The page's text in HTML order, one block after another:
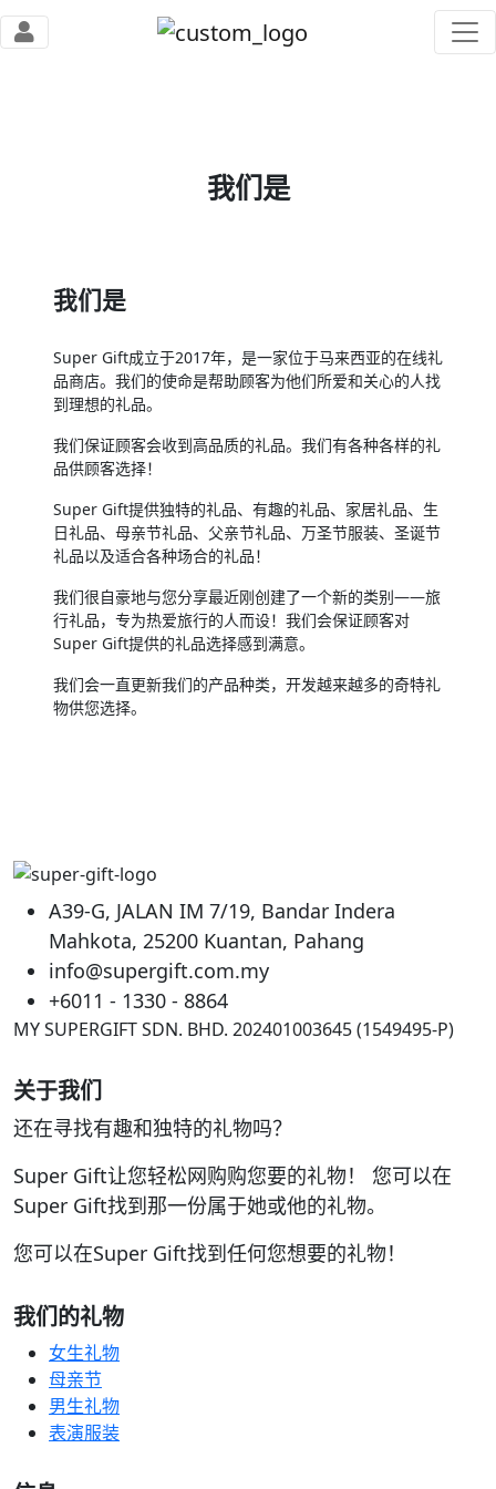
我们是
我们是
Super Gift成立于2017年，是一家位于马来西亚的在线礼
品商店。我们的使命是帮助顾客为他们所爱和关心的人找
到理想的礼品。
我们保证顾客会收到高品质的礼品。我们有各种各样的礼
品供顾客选择！
Super Gift提供独特的礼品、有趣的礼品、家居礼品、生
日礼品、母亲节礼品、父亲节礼品、万圣节服装、圣诞节
礼品以及适合各种场合的礼品！
我们很自豪地与您分享最近刚创建了一个新的类别——旅
行礼品，专为热爱旅行的人而设！我们会保证顾客对
Super Gift提供的礼品选择感到满意。
我们会一直更新我们的产品种类，开发越来越多的奇特礼
物供您选择。
A39-G, JALAN IM 7/19, Bandar Indera
Mahkota, 25200 Kuantan, Pahang
info@supergift.com.my
+6011 - 1330 - 8864
MY SUPERGIFT SDN. BHD. 202401003645 (1549495-P)
关于我们
还在寻找有趣和独特的礼物吗？
Super Gift让您轻松网购购您要的礼物！ 您可以在
Super Gift找到那一份属于她或他的礼物。
您可以在Super Gift找到任何您想要的礼物！
我们的礼物
女生礼物
母亲节
男生礼物
表演服装